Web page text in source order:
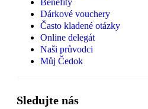
Benefity
Dárkové vouchery
Často kladené otázky
Online delegát
Naši průvodci
Můj Čedok
Sledujte nás